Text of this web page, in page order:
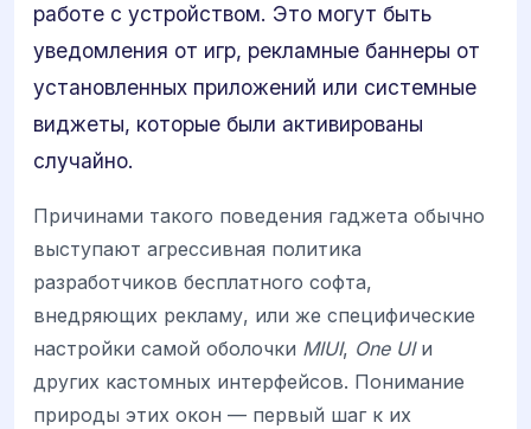
работе с устройством. Это могут быть
уведомления от игр, рекламные баннеры от
установленных приложений или системные
виджеты, которые были активированы
случайно.
Причинами такого поведения гаджета обычно
выступают агрессивная политика
разработчиков бесплатного софта,
внедряющих рекламу, или же специфические
настройки самой оболочки MIUI, One UIи
других кастомных интерфейсов. Понимание
природы этих окон — первый шаг к их